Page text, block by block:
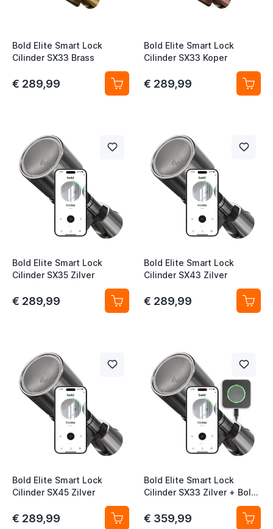
Bold Elite Smart Lock
Cilinder SX33 Brass
€ 289,99
Bold Elite Smart Lock
Cilinder SX33 Koper
€ 289,99
Bold Elite Smart Lock
Cilinder SX35 Zilver
€ 289,99
Bold Elite Smart Lock
Cilinder SX43 Zilver
€ 289,99
Bold Elite Smart Lock
Cilinder SX45 Zilver
€ 289,99
Bold Elite Smart Lock
Cilinder SX33 Zilver + Bolt
€ 359,99